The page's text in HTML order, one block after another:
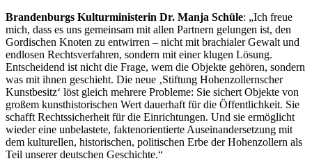
Brandenburgs Kulturministerin Dr. Manja Schüle: „Ich freue
mich, dass es uns gemeinsam mit allen Partnern gelungen ist, den
Gordischen Knoten zu entwirren – nicht mit brachialer Gewalt und
endlosen Rechtsverfahren, sondern mit einer klugen Lösung.
Entscheidend ist nicht die Frage, wem die Objekte gehören, sondern
was mit ihnen geschieht. Die neue ‚Stiftung Hohenzollernscher
Kunstbesitz‘ löst gleich mehrere Probleme: Sie sichert Objekte von
großem kunsthistorischen Wert dauerhaft für die Öffentlichkeit. Sie
schafft Rechtssicherheit für die Einrichtungen. Und sie ermöglicht
wieder eine unbelastete, faktenorientierte Auseinandersetzung mit
dem kulturellen, historischen, politischen Erbe der Hohenzollern als
Teil unserer deutschen Geschichte.“